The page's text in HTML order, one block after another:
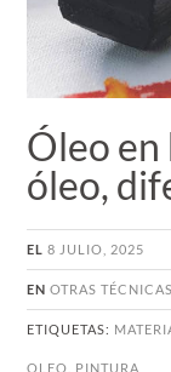
Óleo en
óleo,
EL 8 JULIO, 2025
EN OTRAS TÉCNICAS
ETIQUETAS:
OLEO PINTURA